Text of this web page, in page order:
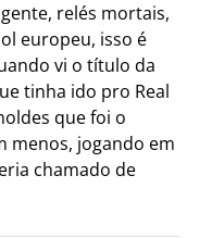
relés mortais,
europeu, isso é
vi o título da
tinha ido pro Real
que foi o
menos, jogando em
chamado de